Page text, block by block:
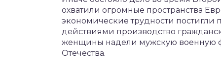
охватили огромные пространства
экономические трудности постигли
действиями производство
женщины надели мужскую военную
Отечества.